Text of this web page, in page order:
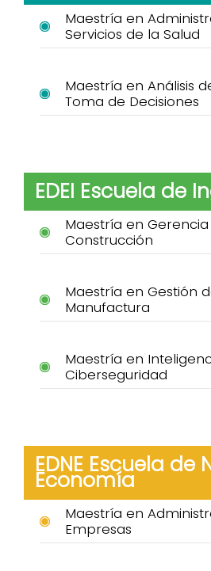
Maestría en
Servicios de la Salud
Maestría en Análisis
Toma de Decisiones
EDEI Escuela de
Maestría en
Construcción
Maestría en Gestión
Manufactura
Maestría en
Ciberseguridad
EDNE Escuela de
Economía
Maestría en
Empresas